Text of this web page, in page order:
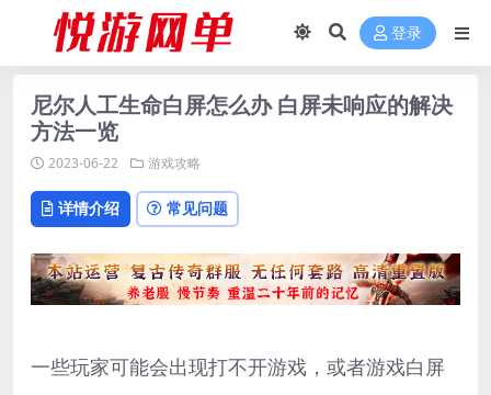
登录
尼尔人工生命白屏怎么办 白屏未响应的解决
方法一览
2023-06-22 游戏攻略
详情介绍 常见问题
一些玩家可能会出现打不开游戏，或者游戏白屏